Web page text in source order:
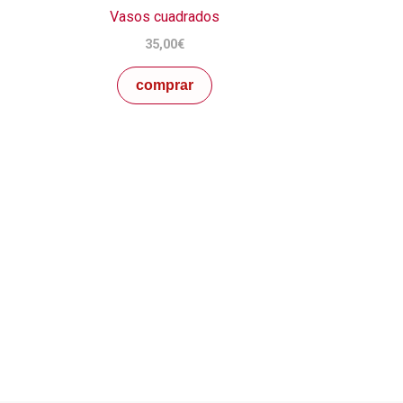
Vasos cuadrados
35,00€
comprar